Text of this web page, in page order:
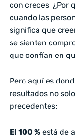
con creces. ¿Por
cuando las
significa que
se sienten
que confían en
Pero aquí es
resultados no
precedentes:
El 100 % está de